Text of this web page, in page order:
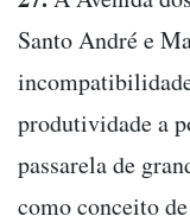
Santo André e
produtividade a
passarela de
como conceito